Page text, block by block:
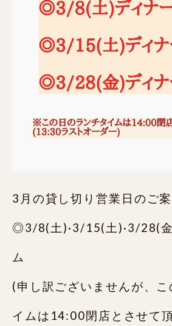
3月の貸し切り営業日のご案
◎3/8(土)·3/15(土)·3/28(金
ム
(申し訳ございませんが、こ
イムは14:00閉店とさせて